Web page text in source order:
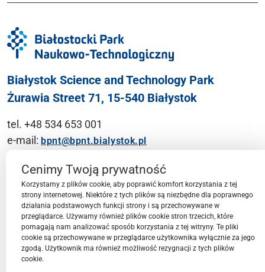
Białystok Science and Technology Park
Żurawia Street 71, 15-540 Białystok
tel. +48 534 653 001
e-mail: bpnt@bpnt.bialystok.pl
Contact
BPN-T Area
BPN-T Offer
Cenimy Twoją prywatność
Korzystamy z plików cookie, aby poprawić komfort korzystania z tej
strony internetowej. Niektóre z tych plików są niezbędne dla poprawnego
działania podstawowych funkcji strony i są przechowywane w
przeglądarce. Używamy również plików cookie stron trzecich, które
pomagają nam analizować sposób korzystania z tej witryny. Te pliki
cookie są przechowywane w przeglądarce użytkownika wyłącznie za jego
zgodą. Użytkownik ma również możliwość rezygnacji z tych plików
cookie.